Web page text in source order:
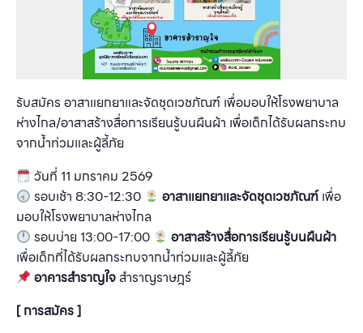
รับสมัคร อาสาแยกยาและจัดชุดเวชภัณฑ์ เพื่อมอบให้โรงพยาบาล
ห่างไกล/อาสาสร้างสื่อการเรียนรู้บนผืนผ้า เพื่อเด็กได้รับผลกระทบ
จากน้ำท่วมและผู้ลี้ภัย
วันที่ 11 มกราคม 2569
รอบเช้า 8:30-12:30
อาสาแยกยาและจัดชุดเวชภัณฑ์เพื่อ
มอบให้โรงพยาบาลห่างไกล
รอบบ่าย 13:00-17:00
อาสาสร้างสื่อการเรียนรู้บนผืนผ้า
เพื่อเด็กที่ได้รับผลกระทบจากน้ำท่วมและผู้ลี้ภัย
อาคารสำราญใจ สำราญราษฎร์
[ การสมัคร ]